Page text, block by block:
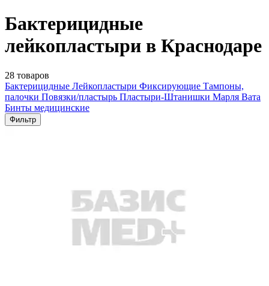
Бактерицидные
лейкопластыри в Краснодаре
28 товаров
Бактерицидные Лейкопластыри Фиксирующие Тампоны,
палочки Повязки/пластырь Пластыри-Штанишки Марля Вата
Бинты медицинские
Фильтр